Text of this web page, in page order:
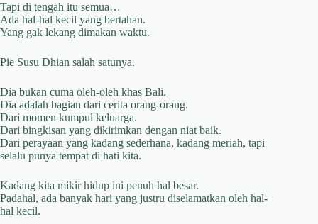
Tapi di tengah itu semua…
Ada hal-hal kecil yang bertahan.
Yang gak lekang dimakan waktu.
Pie Susu Dhian salah satunya.
Dia bukan cuma oleh-oleh khas Bali.
Dia adalah bagian dari cerita orang-orang.
Dari momen kumpul keluarga.
Dari bingkisan yang dikirimkan dengan niat baik.
Dari perayaan yang kadang sederhana, kadang meriah, tapi
selalu punya tempat di hati kita.
Kadang kita mikir hidup ini penuh hal besar.
Padahal, ada banyak hari yang justru diselamatkan oleh hal-
hal kecil.